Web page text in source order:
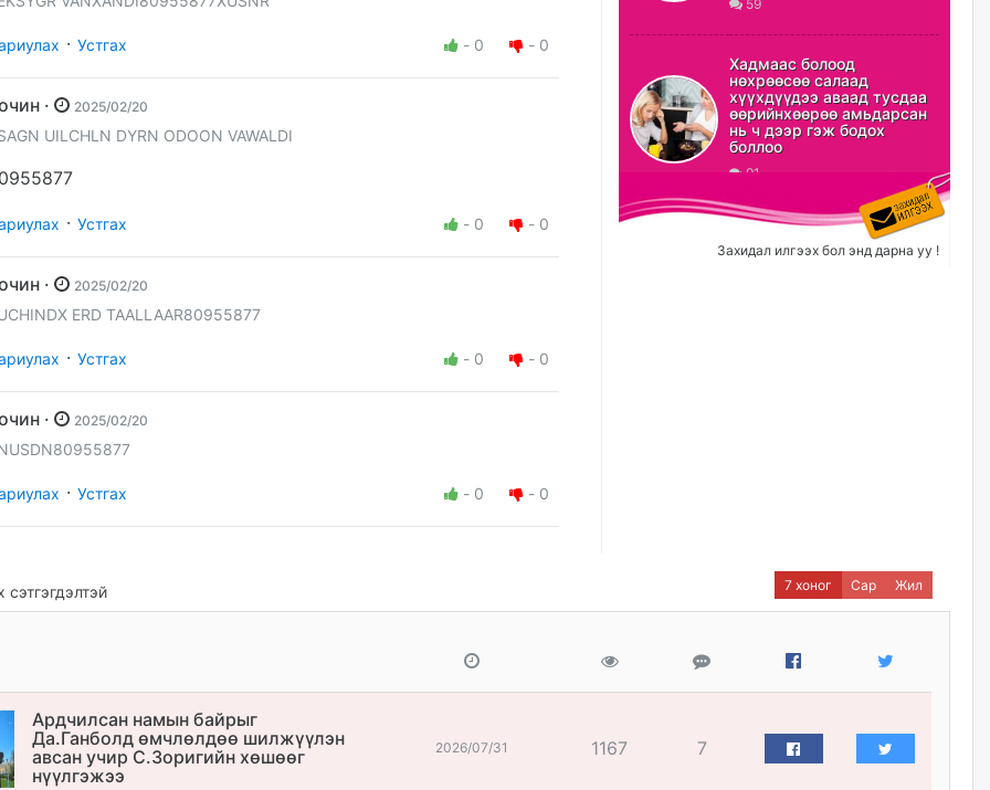
· Устгах - 0 - 0
Зочин · 2025/02/20
UILCHLN DYRN ODOON VAWALDI
· Устгах - 0 - 0
Зочин · 2025/02/20
ERD TAALLAAR80955877
· Устгах - 0 - 0
Зочин · 2025/02/20
· Устгах - 0 - 0
ХЗДХ-ын сайд С.Амарсайхан:
Авлигаар авсан хөрөнгийг
хурааж, нийгмийн сайн
сайхны хөгжилд зориулах
бөгөөд үүнийг хэд хэдэн эрх
бүхий байгууллагаас санал авна
өчигдѳр
Шатахууныг олдож байгаа
газраас нь л авч байна. Үнэ
тарифаас илүү хангамж дээр
анхаарч байна
Монгол Улсад 162 вагон - 9720
өчигдѳр
долларын санхүүжилтийн
эцсийн гэрээг есдүгээр сард
59
Хадмаас болоод
нөхрөөсөө салаад
хүүхдүүдээ аваад тусдаа
өөрийнхөөрөө амьдарсан
нь ч дээр гэж бодох
боллоо
91
Захидал илгээх бол энд дарна уу !
7 хоног Сар Жил
Ардчилсан намын байрыг
Да.Ганболд өмчлөлдөө шилжүүлэн
авсан учир С.Зоригийн хөшөөг
нүүлгэжээ
2026/07/31 1167 7